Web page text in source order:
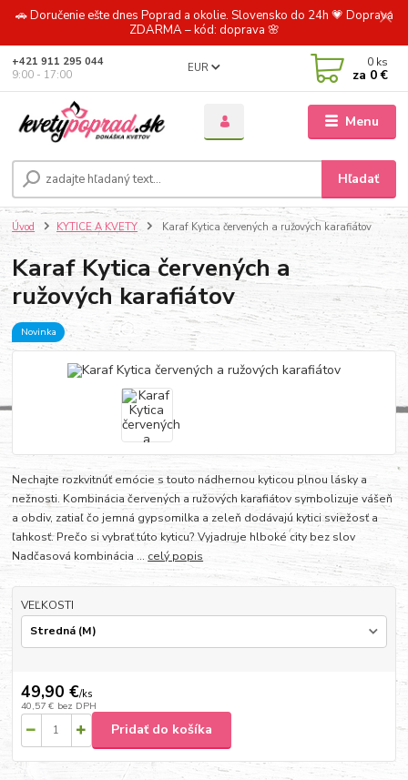
🚗 Doručenie ešte dnes Poprad a okolie. Slovensko do 24h 💗 Doprava
ZDARMA – kód: doprava 🌸
Menu
EUR
Hľadať
+421 911 295 044
9:00 - 17:00
0 ks
za 0 €
Úvod KYTICE A KVETY Karaf Kytica červených a ružových karafiátov
Karaf Kytica červených a
ružových karafiátov
Novinka
Nechajte rozkvitnúť emócie s touto nádhernou kyticou plnou lásky a
nežnosti. Kombinácia červených a ružových karafiátov symbolizuje vášeň
a obdiv, zatiaľ čo jemná gypsomilka a zeleň dodávajú kytici sviežosť a
ľahkosť. Prečo si vybrať túto kyticu? Vyjadruje hlboké city bez slov
Nadčasová kombinácia ... celý popis
VEĽKOSTI
49,90 €/ks
40,57 € bez DPH
Pridať do košíka